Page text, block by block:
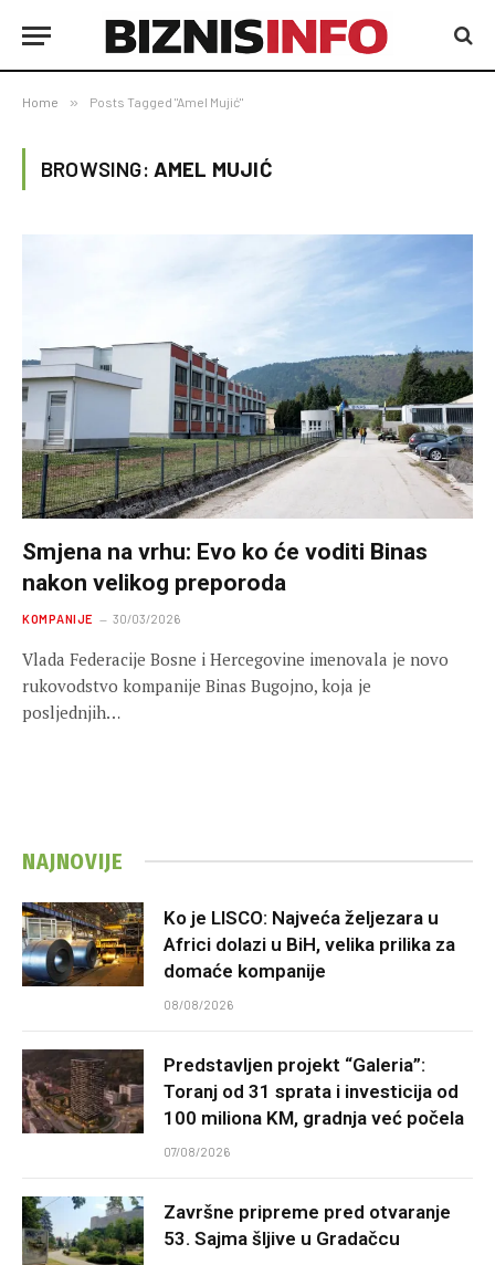
Home » Posts Tagged "Amel Mujić"
BROWSING: AMEL MUJIĆ
Smjena na vrhu: Evo ko će voditi Binas
nakon velikog preporoda
KOMPANIJE 30/03/2026
Vlada Federacije Bosne i Hercegovine imenovala je novo
rukovodstvo kompanije Binas Bugojno, koja je
posljednjih…
NAJNOVIJE
Ko je LISCO: Najveća željezara u
Africi dolazi u BiH, velika prilika za
domaće kompanije
08/08/2026
Predstavljen projekt “Galeria”:
Toranj od 31 sprata i investicija od
100 miliona KM, gradnja već počela
07/08/2026
Završne pripreme pred otvaranje
53. Sajma šljive u Gradačcu